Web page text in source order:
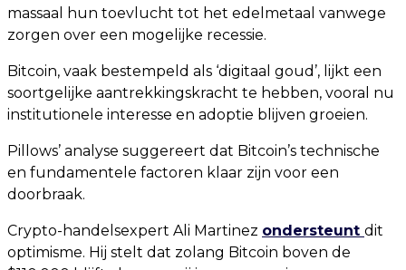
massaal hun toevlucht tot het edelmetaal vanwege
zorgen over een mogelijke recessie.
Bitcoin, vaak bestempeld als ‘digitaal goud’, lijkt een
soortgelijke aantrekkingskracht te hebben, vooral nu
institutionele interesse en adoptie blijven groeien.
Pillows’ analyse suggereert dat Bitcoin’s technische
en fundamentele factoren klaar zijn voor een
doorbraak.
Crypto-handelsexpert Ali Martinez ondersteunt dit
optimisme. Hij stelt dat zolang Bitcoin boven de